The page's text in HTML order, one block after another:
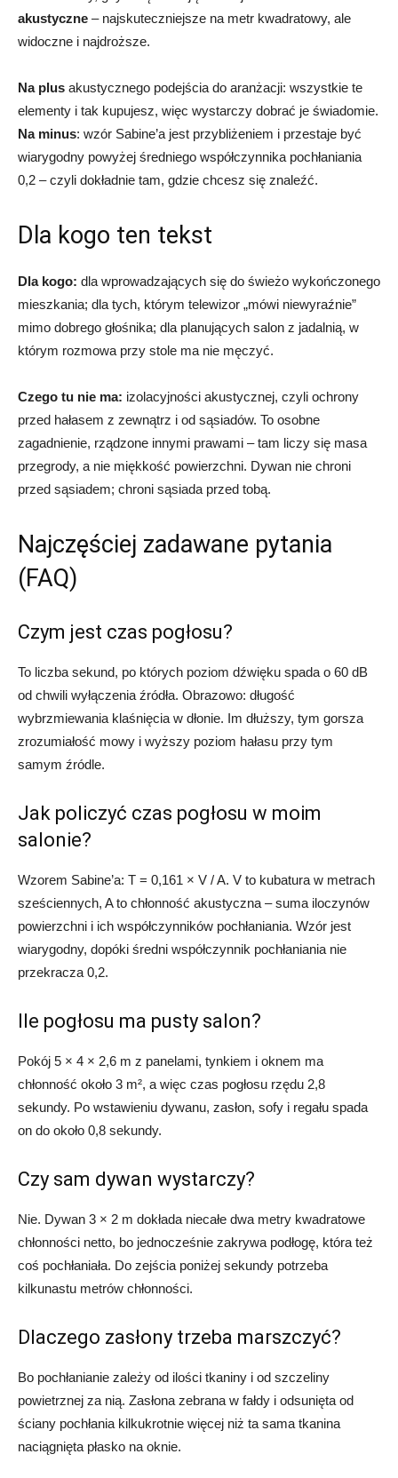
akustyczne – najskuteczniejsze na metr kwadratowy, ale
widoczne i najdroższe.
Na plus akustycznego podejścia do aranżacji: wszystkie te
elementy i tak kupujesz, więc wystarczy dobrać je świadomie.
Na minus: wzór Sabine’a jest przybliżeniem i przestaje być
wiarygodny powyżej średniego współczynnika pochłaniania
0,2 – czyli dokładnie tam, gdzie chcesz się znaleźć.
Dla kogo ten tekst
Dla kogo: dla wprowadzających się do świeżo wykończonego
mieszkania; dla tych, którym telewizor „mówi niewyraźnie”
mimo dobrego głośnika; dla planujących salon z jadalnią, w
którym rozmowa przy stole ma nie męczyć.
Czego tu nie ma: izolacyjności akustycznej, czyli ochrony
przed hałasem z zewnątrz i od sąsiadów. To osobne
zagadnienie, rządzone innymi prawami – tam liczy się masa
przegrody, a nie miękkość powierzchni. Dywan nie chroni
przed sąsiadem; chroni sąsiada przed tobą.
Najczęściej zadawane pytania
(FAQ)
Czym jest czas pogłosu?
To liczba sekund, po których poziom dźwięku spada o 60 dB
od chwili wyłączenia źródła. Obrazowo: długość
wybrzmiewania klaśnięcia w dłonie. Im dłuższy, tym gorsza
zrozumiałość mowy i wyższy poziom hałasu przy tym
samym źródle.
Jak policzyć czas pogłosu w moim
salonie?
Wzorem Sabine’a: T = 0,161 × V / A. V to kubatura w metrach
sześciennych, A to chłonność akustyczna – suma iloczynów
powierzchni i ich współczynników pochłaniania. Wzór jest
wiarygodny, dopóki średni współczynnik pochłaniania nie
przekracza 0,2.
Ile pogłosu ma pusty salon?
Pokój 5 × 4 × 2,6 m z panelami, tynkiem i oknem ma
chłonność około 3 m², a więc czas pogłosu rzędu 2,8
sekundy. Po wstawieniu dywanu, zasłon, sofy i regału spada
on do około 0,8 sekundy.
Czy sam dywan wystarczy?
Nie. Dywan 3 × 2 m dokłada niecałe dwa metry kwadratowe
chłonności netto, bo jednocześnie zakrywa podłogę, która też
coś pochłaniała. Do zejścia poniżej sekundy potrzeba
kilkunastu metrów chłonności.
Dlaczego zasłony trzeba marszczyć?
Bo pochłanianie zależy od ilości tkaniny i od szczeliny
powietrznej za nią. Zasłona zebrana w fałdy i odsunięta od
ściany pochłania kilkukrotnie więcej niż ta sama tkanina
naciągnięta płasko na oknie.